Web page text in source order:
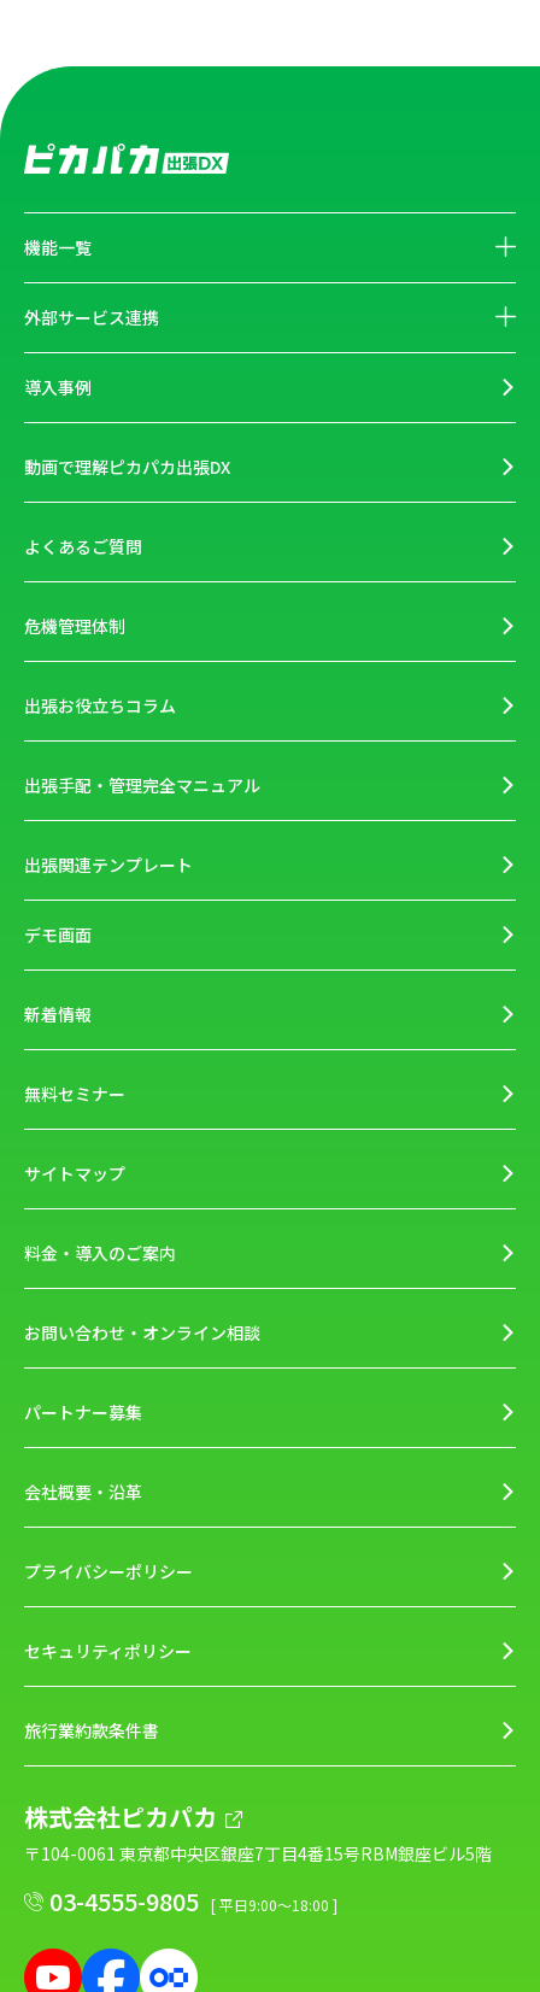
機能一覧
外部サービス連携
導入事例
動画で理解ピカパカ出張DX
よくあるご質問
危機管理体制
出張お役立ちコラム
出張手配・管理完全マニュアル
出張関連テンプレート
デモ画面
新着情報
無料セミナー
サイトマップ
料金・導入のご案内
お問い合わせ・オンライン相談
パートナー募集
会社概要・沿革
プライバシーポリシー
セキュリティポリシー
旅行業約款条件書
株式会社ピカパカ
〒104-0061 東京都中央区銀座7丁目4番15号RBM銀座ビル5階
03-4555-9805 [ 平日9:00～18:00 ]